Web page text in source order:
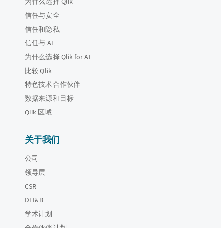
信任与安全
信任和隐私
信任与 AI
为什么选择 Qlik for AI
比较 Qlik
特色技术合作伙伴
数据来源和目标
Qlik 区域
关于我们
公司
领导层
CSR
DEI&B
学术计划